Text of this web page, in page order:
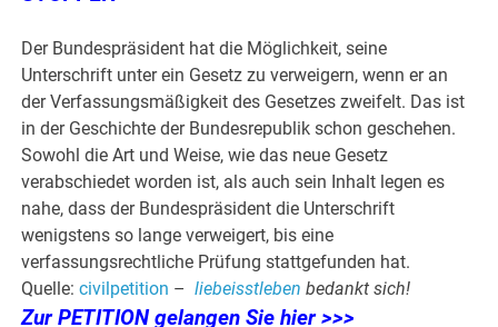
Der Bundespräsident hat die Möglichkeit, seine
Unterschrift unter ein Gesetz zu verweigern, wenn er an
der Verfassungsmäßigkeit des Gesetzes zweifelt. Das ist
in der Geschichte der Bundesrepublik schon geschehen.
Sowohl die Art und Weise, wie das neue Gesetz
verabschiedet worden ist, als auch sein Inhalt legen es
nahe, dass der Bundespräsident die Unterschrift
wenigstens so lange verweigert, bis eine
verfassungsrechtliche Prüfung stattgefunden hat.
Quelle:civilpetition – liebeisstlebenbedankt sich!
Zur PETITION gelangen Sie hier >>>